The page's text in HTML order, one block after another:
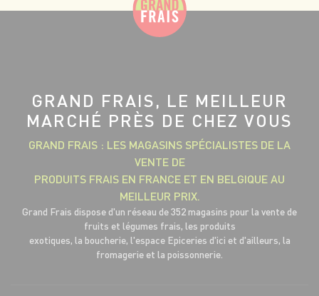
GRAND FRAIS, LE MEILLEUR
MARCHÉ PRÈS DE CHEZ VOUS
GRAND FRAIS : LES MAGASINS SPÉCIALISTES DE LA
VENTE DE
PRODUITS FRAIS EN FRANCE ET EN BELGIQUE AU
MEILLEUR PRIX.
Grand Frais dispose d'un réseau de 352 magasins pour la vente de
fruits et légumes frais, les produits
exotiques, la boucherie, l'espace Epiceries d'ici et d'ailleurs, la
fromagerie et la poissonnerie.